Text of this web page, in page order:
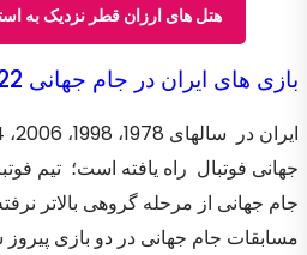
هتل های ارزان قطر نزدیک به
بازی های ایران در جام جهانی 2022
جام جهانی از مرحله گروهی بالاتر
مسابقات جام جهانی در دو بازی